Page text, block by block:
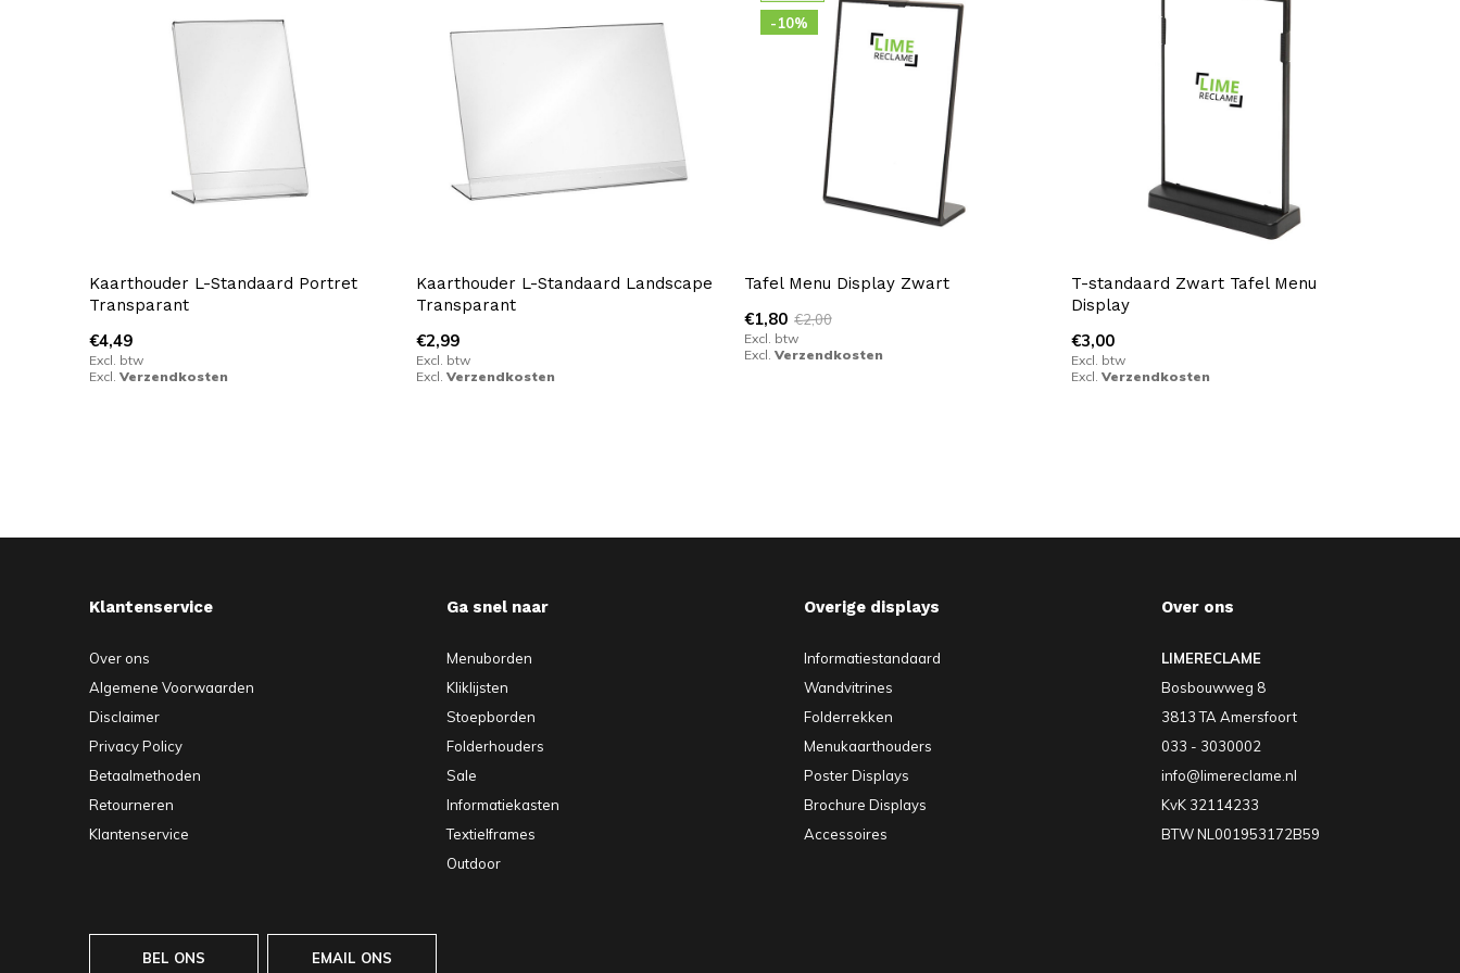
Kaarthouder L-Standaard Portret
Transparant
€4,49
Excl. btw
Excl. Verzendkosten
Kaarthouder L-Standaard Landscape
Transparant
€2,99
Excl. btw
Excl.Verzendkosten
-10%
Tafel Menu Display Zwart
€1,80 €2,00
Excl. btw
Excl. Verzendkosten
T-standaard Zwart Tafel Menu
Display
€3,00
Excl. btw
Excl. Verzendkosten
Klantenservice
Over ons
Algemene Voorwaarden
Disclaimer
Privacy Policy
Betaalmethoden
Retourneren
Klantenservice
Ga snel naar
Menuborden
Kliklijsten
Stoepborden
Folderhouders
Sale
Informatiekasten
Textielframes
Outdoor
Overige displays
Informatiestandaard
Wandvitrines
Folderrekken
Menukaarthouders
Poster Displays
Brochure Displays
Accessoires
Over ons
LIMERECLAME
Bosbouwweg 8
3813 TA Amersfoort
033 - 3030002
info@limereclame.nl
KvK 32114233
BTW NL001953172B59
BEL ONS EMAIL ONS